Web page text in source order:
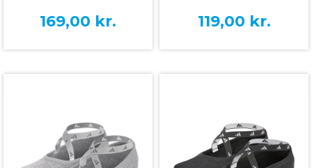
169,00 kr. 119,00 kr.